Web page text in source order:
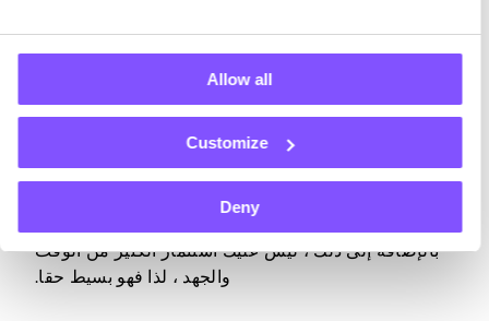
Allow all
Customize
Deny
المشاركة في الاستطلاعات المدفوعة
هناك طريقة أخرى سهلة لكسب المال عبر الإنترنت وهي
إكمال الاستطلاعات المدفوعة. على الرغم من أن
المدفوعات لن تجعلك ثريا ، إلا أنها ستوفر لك دفعة مالية
بالإضافة إلى ذلك ، ليس عليك استثمار الكثير من الوقت
والجهد ، لذا فهو بسيط حقا.